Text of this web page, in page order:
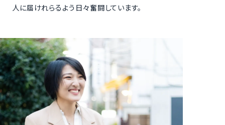
人に届けれらるよう日々奮闘しています。